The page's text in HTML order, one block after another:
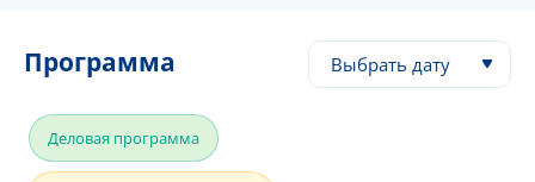
Программа Выбрать дату
Деловая программа